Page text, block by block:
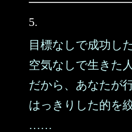
5.
目標なしで成功し
空気なしで生きた
だから、あなたが
はっきりした的を
……